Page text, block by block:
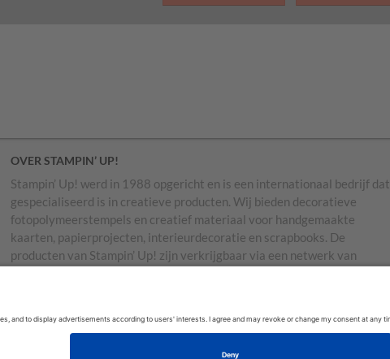
OVER STAMPIN’ UP!
Stampin’ Up! werd in 1988 opgericht en is een internationaal bedrijf dat
gespecialiseerd is in creatieve producten. Wij bieden decoratieve
fotopolymeerstempels en creatief materiaal voor handgemaakte
kaarten, papierprojecten, interieurdecoratie en scrapbooks. De
producten van Stampin’ Up! zijn verkrijgbaar via een netwerk van
Koninkrijk, Oostenrijk, Nederland, België en Ierland.